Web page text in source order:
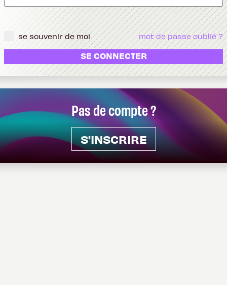
Pas de compte ?
S'INSCRIRE
se souvenir de moi mot de passe oublié ?
SE CONNECTER